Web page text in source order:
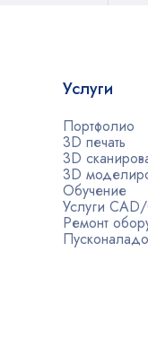
Услуги
Портфолио
3D печать
3D
3D
Обучение
Услуги
Ремонт